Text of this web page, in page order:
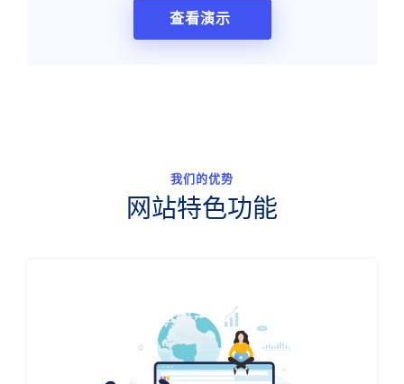
查看演示
我们的优势
网站特色功能